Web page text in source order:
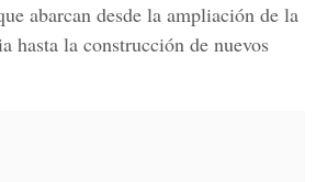
abarcan desde la ampliación de la
hasta la construcción de nuevos